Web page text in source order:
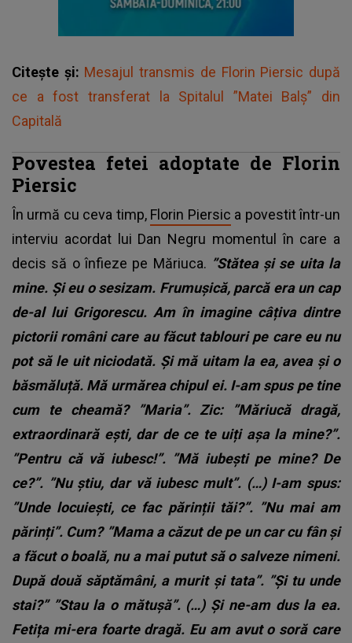
Citește și: Mesajul transmis de Florin Piersic după
ce a fost transferat la Spitalul ”Matei Balș” din
Capitală
Povestea fetei adoptate de Florin
Piersic
În urmă cu ceva timp, Florin Piersic a povestit într-un
interviu acordat lui Dan Negru momentul în care a
decis să o înfieze pe Măriuca. ”Stătea și se uita la
mine. Și eu o sesizam. Frumușică, parcă era un cap
de-al lui Grigorescu. Am în imagine câțiva dintre
pictorii români care au făcut tablouri pe care eu nu
pot să le uit niciodată. Și mă uitam la ea, avea și o
băsmăluță. Mă urmărea chipul ei. I-am spus pe tine
cum te cheamă? ”Maria”. Zic: ”Măriucă dragă,
extraordinară ești, dar de ce te uiți așa la mine?”.
”Pentru că vă iubesc!”. ”Mă iubești pe mine? De
ce?”. ”Nu știu, dar vă iubesc mult”. (…) I-am spus:
”Unde locuiești, ce fac părinții tăi?”. ”Nu mai am
părinți”. Cum? ”Mama a căzut de pe un car cu fân și
a făcut o boală, nu a mai putut să o salveze nimeni.
După două săptămâni, a murit și tata”. ”Și tu unde
stai?” ”Stau la o mătușă”. (…) Și ne-am dus la ea.
Fetița mi-era foarte dragă. Eu am avut o soră care